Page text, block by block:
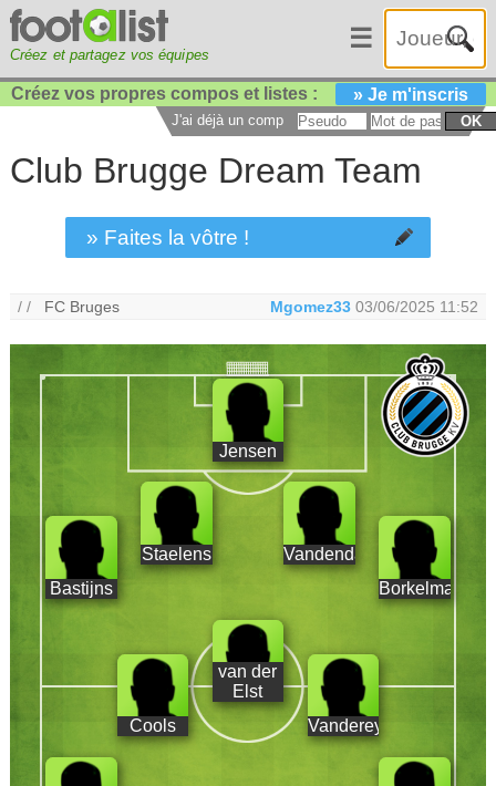
Créez et partagez vos équipes
☰
Créez vos propres compos et listes : » Je m'inscris
J'ai déjà un compte : OK
Club Brugge Dream Team
» Faites la vôtre !
/ / FC Bruges Mgomez33 03/06/2025 11:52
Jensen
Bastijns
Staelens
Vandendaele
Borkelmans
van der
Elst
Cools
Vandereycken